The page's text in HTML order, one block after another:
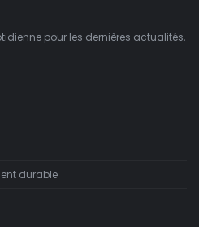
pour les dernières actualités,
durable